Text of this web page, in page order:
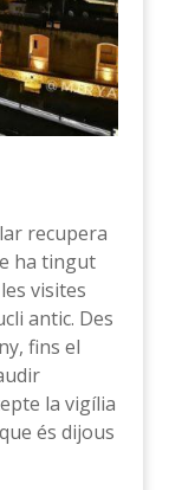
recupera
ha tingut
visites
antic. Des
fins el
la vigília
és dijous